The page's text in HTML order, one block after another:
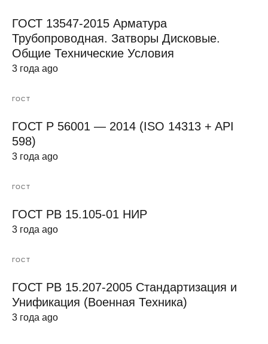
ГОСТ 13547-2015 Арматура
Трубопроводная. Затворы Дисковые.
Общие Технические Условия
3 года ago
ГОСТ
ГОСТ Р 56001 — 2014 (ISO 14313 + API
598)
3 года ago
ГОСТ
ГОСТ РВ 15.105-01 НИР
3 года ago
ГОСТ
ГОСТ РВ 15.207-2005 Стандартизация и
Унификация (Военная Техника)
3 года ago